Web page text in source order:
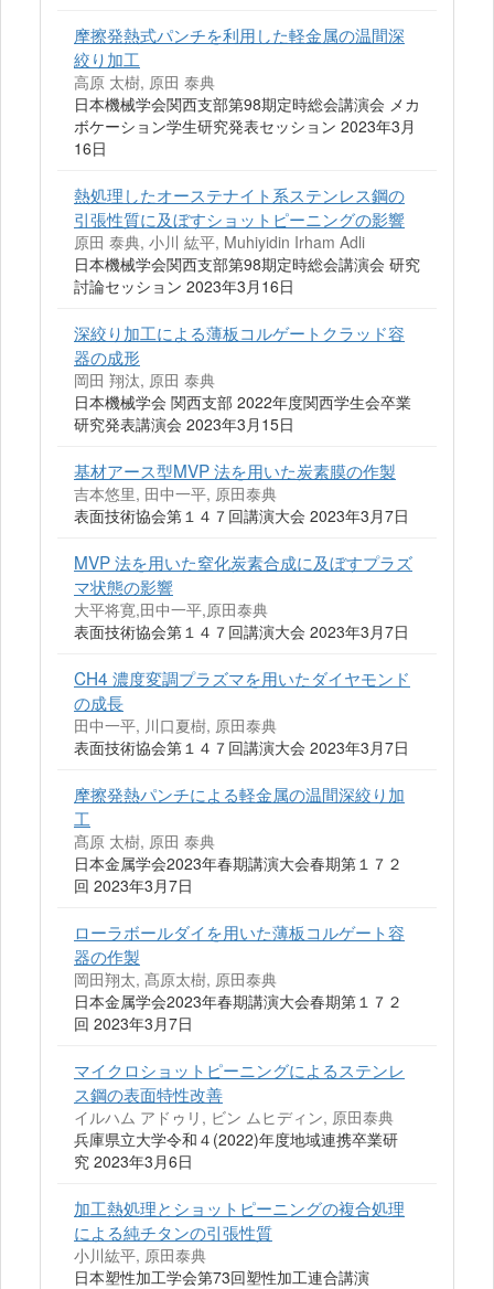
摩擦発熱式パンチを利用した軽金属の温間深
絞り加工
高原 太樹, 原田 泰典
日本機械学会関西支部第98期定時総会講演会 メカ
ボケーション学生研究発表セッション 2023年3月
16日
熱処理したオーステナイト系ステンレス鋼の
引張性質に及ぼすショットピーニングの影響
原田 泰典, 小川 紘平, Muhiyidin Irham Adli
日本機械学会関西支部第98期定時総会講演会 研究
討論セッション 2023年3月16日
深絞り加工による薄板コルゲートクラッド容
器の成形
岡田 翔汰, 原田 泰典
日本機械学会 関西支部 2022年度関西学生会卒業
研究発表講演会 2023年3月15日
基材アース型MVP 法を用いた炭素膜の作製
吉本悠里, 田中一平, 原田泰典
表面技術協会第１４７回講演大会 2023年3月7日
MVP 法を用いた窒化炭素合成に及ぼすプラズ
マ状態の影響
大平将寛,田中一平,原田泰典
表面技術協会第１４７回講演大会 2023年3月7日
CH4 濃度変調プラズマを用いたダイヤモンド
の成長
田中一平, 川口夏樹, 原田泰典
表面技術協会第１４７回講演大会 2023年3月7日
摩擦発熱パンチによる軽金属の温間深絞り加
工
髙原 太樹, 原田 泰典
日本金属学会2023年春期講演大会春期第１７２
回 2023年3月7日
ローラボールダイを用いた薄板コルゲート容
器の作製
岡田翔太, 髙原太樹, 原田泰典
日本金属学会2023年春期講演大会春期第１７２
回 2023年3月7日
マイクロショットピーニングによるステンレ
ス鋼の表面特性改善
イルハム アドゥリ, ビン ムヒディン, 原田泰典
兵庫県立大学令和４(2022)年度地域連携卒業研
究 2023年3月6日
加工熱処理とショットピーニングの複合処理
による純チタンの引張性質
小川紘平, 原田泰典
日本塑性加工学会第73回塑性加工連合講演